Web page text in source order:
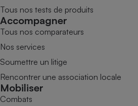
Tous nos tests de produits
Accompagner
Tous nos comparateurs
Nos services
Soumettre un litige
Rencontrer une association locale
Mobiliser
Combats